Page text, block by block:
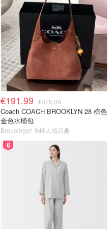
€191.99 €375.00
Coach COACH BROOKLYN 28 棕色
金色水桶包
Breuninger 948人感兴趣
6